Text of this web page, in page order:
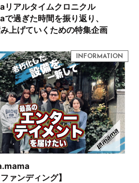
リアルタイムクロニクル
過ぎた時間を振り返り、
上げていくための特集企画
ァンディング】